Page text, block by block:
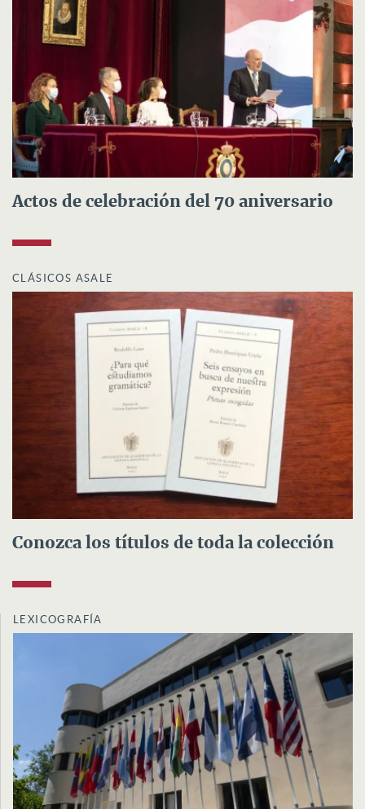
Actos de celebración del 70 aniversario
CLÁSICOS ASALE
Conozca los títulos de toda la colección
LEXICOGRAFÍA